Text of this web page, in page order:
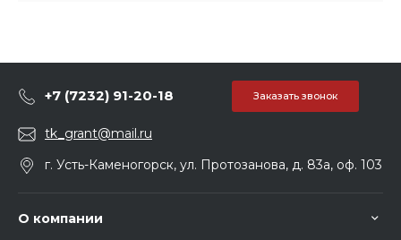
+7 (7232) 91-20-18 Заказать звонок
tk_grant@mail.ru
г. Усть-Каменогорск, ул. Протозанова, д. 83а, оф. 103
О компании